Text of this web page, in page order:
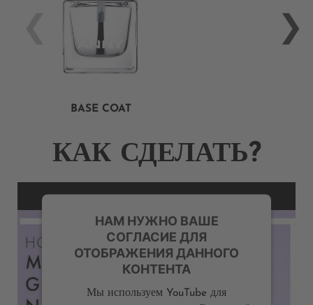
BASE COAT
КАК СДЕЛАТЬ?
НАМ НУЖНО ВАШЕ
СОГЛАСИЕ ДЛЯ
ОТОБРАЖЕНИЯ ДАННОГО
КОНТЕНТА
Мы используем YouTube для